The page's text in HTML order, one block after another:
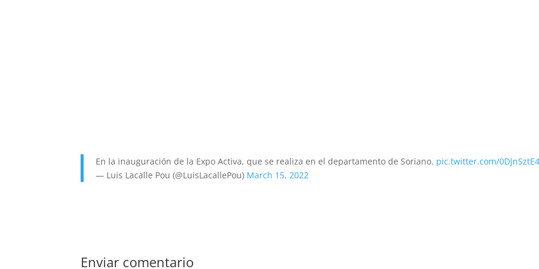
En la inauguración de la Expo Activa, que se realiza en el departamento de Soriano. pic.twitter.com/
— Luis Lacalle Pou (@LuisLacallePou) March 15, 2022
Enviar comentario